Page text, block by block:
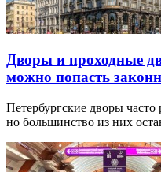
Дворы и проходные
можно попасть
Петербургские дворы
но большинство из них